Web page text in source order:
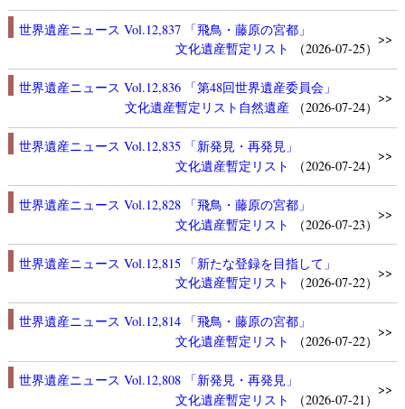
世界遺産ニュース Vol.12,837 「飛鳥・藤原の宮都」
文化遺産暫定リスト （2026-07-25）
>>
世界遺産ニュース Vol.12,836 「第48回世界遺産委員会」
文化遺産暫定リスト 自然遺産 （2026-07-24）
>>
世界遺産ニュース Vol.12,835 「新発見・再発見」
文化遺産暫定リスト （2026-07-24）
>>
世界遺産ニュース Vol.12,828 「飛鳥・藤原の宮都」
文化遺産暫定リスト （2026-07-23）
>>
世界遺産ニュース Vol.12,815 「新たな登録を目指して」
文化遺産暫定リスト （2026-07-22）
>>
世界遺産ニュース Vol.12,814 「飛鳥・藤原の宮都」
文化遺産暫定リスト （2026-07-22）
>>
世界遺産ニュース Vol.12,808 「新発見・再発見」
文化遺産暫定リスト （2026-07-21）
>>